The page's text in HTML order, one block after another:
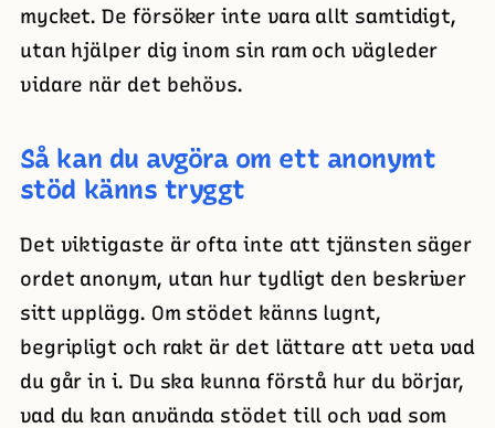
mycket. De försöker inte vara allt samtidigt,
utan hjälper dig inom sin ram och vägleder
vidare när det behövs.
Så kan du avgöra om ett anonymt
stöd känns tryggt
Det viktigaste är ofta inte att tjänsten säger
ordet anonym, utan hur tydligt den beskriver
sitt upplägg. Om stödet känns lugnt,
begripligt och rakt är det lättare att veta vad
du går in i. Du ska kunna förstå hur du börjar,
vad du kan använda stödet till och vad som